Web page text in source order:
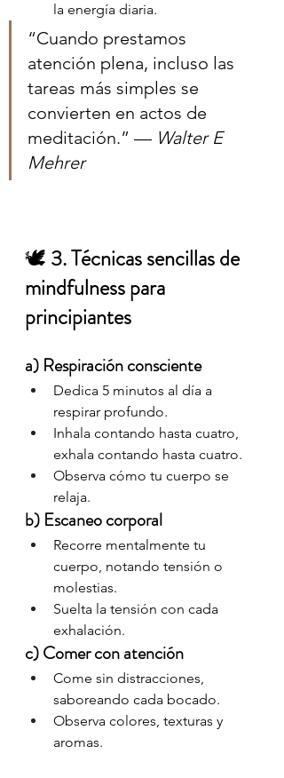
la energía diaria.
“Cuando prestamos
atención plena, incluso las
tareas más simples se
convierten en actos de
meditación.” — Walter E
Mehrer
🕊️ 3. Técnicas sencillas de
mindfulness para
principiantes
a) Respiración consciente
Dedica 5 minutos al día a
respirar profundo.
Inhala contando hasta cuatro,
exhala contando hasta cuatro.
Observa cómo tu cuerpo se
relaja.
b) Escaneo corporal
Recorre mentalmente tu
cuerpo, notando tensión o
molestias.
Suelta la tensión con cada
exhalación.
c) Comer con atención
Come sin distracciones,
saboreando cada bocado.
Observa colores, texturas y
aromas.